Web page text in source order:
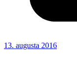
13. augusta 2016